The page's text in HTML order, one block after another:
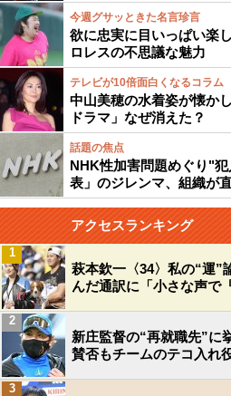
今週グサッときた名言珍言
欲に忠実に目いっぱい楽
ロレスの不思議な魅力
テレビが10倍面白くなるコラム
中山美穂の水着姿が懐か
ドラマ」なぜ消えた？
話題の焦点
NHK性加害問題めぐり"
表」のジレンマ、組織が
アクセスランキング
萩本欽一〈34〉私の“運
んだ通訳に「小さな声で
1
新庄監督の“再就職先”に
賛否もチームのテコ入れ
2
3